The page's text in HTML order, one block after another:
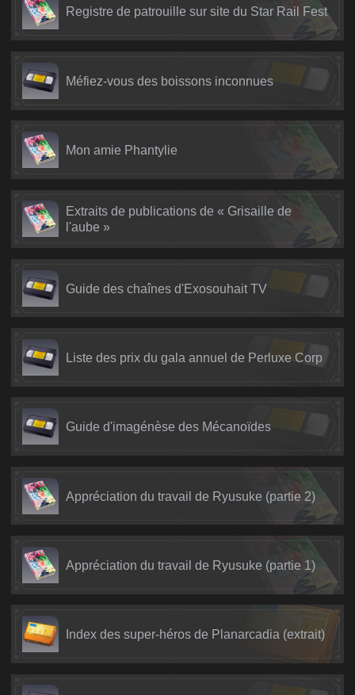
Registre de patrouille sur site du Star Rail Fest
Méfiez-vous des boissons inconnues
Mon amie Phantylie
Extraits de publications de « Grisaille de
l'aube »
Guide des chaînes d'Exosouhait TV
Liste des prix du gala annuel de Perluxe Corp
Guide d'imagénèse des Mécanoïdes
Appréciation du travail de Ryusuke (partie 2)
Appréciation du travail de Ryusuke (partie 1)
Index des super-héros de Planarcadia (extrait)